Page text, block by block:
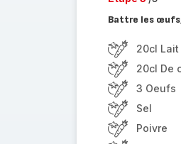
Battre les
20cl Lait
20cl De
3 Oeufs
Sel
Poivre